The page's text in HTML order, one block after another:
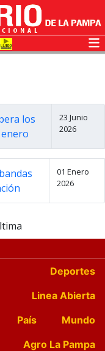
los
23 Junio
2026
01 Enero
2026
Deportes
Linea Abierta
País
Mundo
Agro La Pampa